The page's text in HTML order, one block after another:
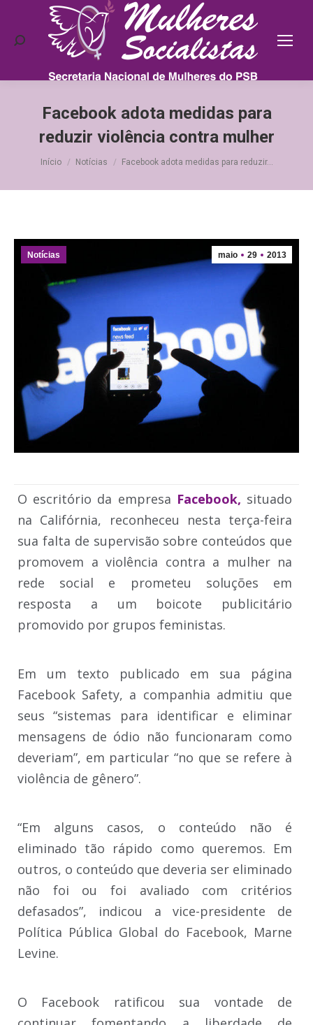
Search:
Facebook adota medidas para
reduzir violência contra mulher
Você está aqui:
Início Notícias Facebook adota medidas para reduzir…
maio 29 2013
Notícias
O escritório da empresa Facebook, situado
na Califórnia, reconheceu nesta terça-feira
sua falta de supervisão sobre conteúdos que
promovem a violência contra a mulher na
rede social e prometeu soluções em
resposta a um boicote publicitário
promovido por grupos feministas.
Em um texto publicado em sua página
Facebook Safety, a companhia admitiu que
seus “sistemas para identificar e eliminar
mensagens de ódio não funcionaram como
deveriam”, em particular “no que se refere à
violência de gênero”.
“Em alguns casos, o conteúdo não é
eliminado tão rápido como queremos. Em
outros, o conteúdo que deveria ser eliminado
não foi ou foi avaliado com critérios
defasados”, indicou a vice-presidente de
Política Pública Global do Facebook, Marne
Levine.
O Facebook ratificou sua vontade de